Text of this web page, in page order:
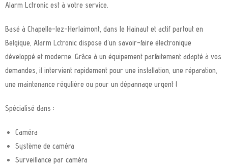
Alarm Lctronic est à votre service.
Basé à Chapelle-lez-Herlaimont, dans le Hainaut et actif partout en
Belgique, Alarm Lctronic dispose d’un savoir-faire électronique
développé et moderne. Grâce à un équipement parfaitement adapté à vos
demandes, il intervient rapidement pour une installation, une réparation,
une maintenance régulière ou pour un dépannage urgent !
Spécialisé dans :
Caméra
Système de caméra
Surveillance par caméra